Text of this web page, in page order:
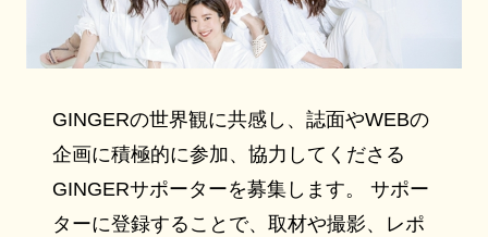
GINGERの世界観に共感し、誌面やWEBの
企画に積極的に参加、協力してくださる
GINGERサポーターを募集します。 サポー
ターに登録することで、取材や撮影、レポ